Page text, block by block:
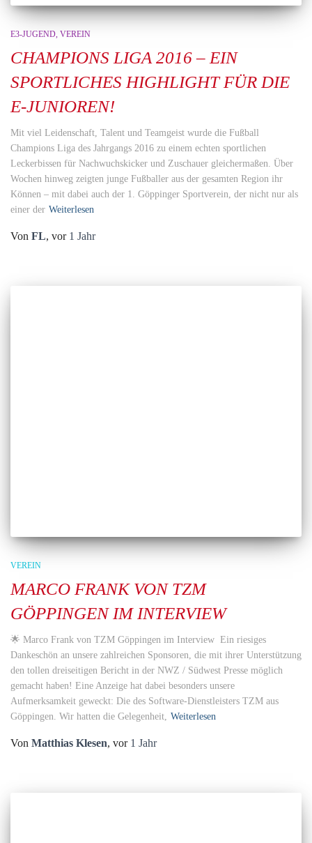
E3-JUGEND VEREIN
CHAMPIONS LIGA 2016 – EIN
SPORTLICHES HIGHLIGHT FÜR DIE
E-JUNIOREN!
Mit viel Leidenschaft, Talent und Teamgeist wurde die Fußball
Champions Liga des Jahrgangs 2016 zu einem echten sportlichen
Leckerbissen für Nachwuchskicker und Zuschauer gleichermaßen. Über
Wochen hinweg zeigten junge Fußballer aus der gesamten Region ihr
Können – mit dabei auch der 1. Göppinger Sportverein, der nicht nur als
einer der Weiterlesen
Von FL, vor 1 Jahr
VEREIN
MARCO FRANK VON TZM
GÖPPINGEN IM INTERVIEW
🌟 Marco Frank von TZM Göppingen im Interview Ein riesiges
Dankeschön an unsere zahlreichen Sponsoren, die mit ihrer Unterstützung
den tollen dreiseitigen Bericht in der NWZ / Südwest Presse möglich
gemacht haben! Eine Anzeige hat dabei besonders unsere
Aufmerksamkeit geweckt: Die des Software-Dienstleisters TZM aus
Göppingen. Wir hatten die Gelegenheit, Weiterlesen
Von Matthias Klesen, vor 1 Jahr